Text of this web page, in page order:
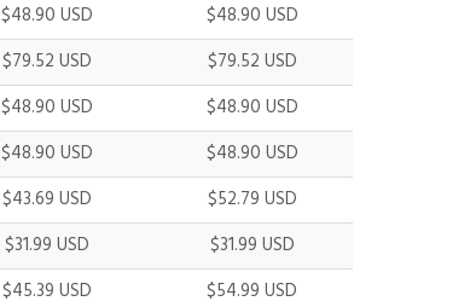
$48.90 USD
$48.90 USD
$79.52 USD
$79.52 USD
$48.90 USD
$48.90 USD
$48.90 USD
$48.90 USD
$43.69 USD
$52.79 USD
$31.99 USD
$31.99 USD
$45.39 USD
$54.99 USD